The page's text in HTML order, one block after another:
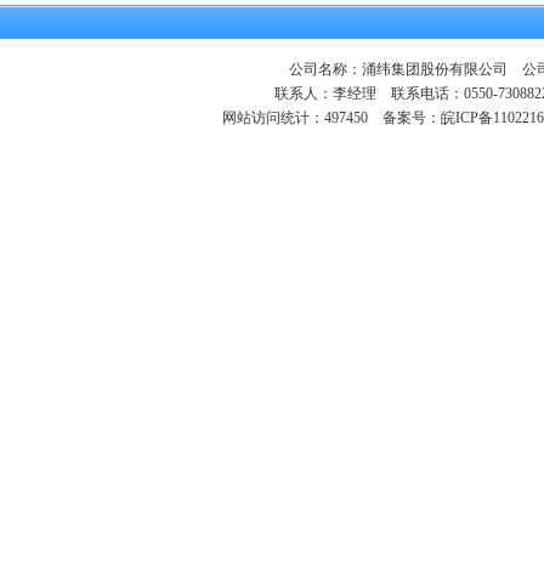
公司名称：涌纬集团股份有限公司 公
联系人：李经理 联系电话：0550-
网站访问统计：497450 备案号：皖ICP备